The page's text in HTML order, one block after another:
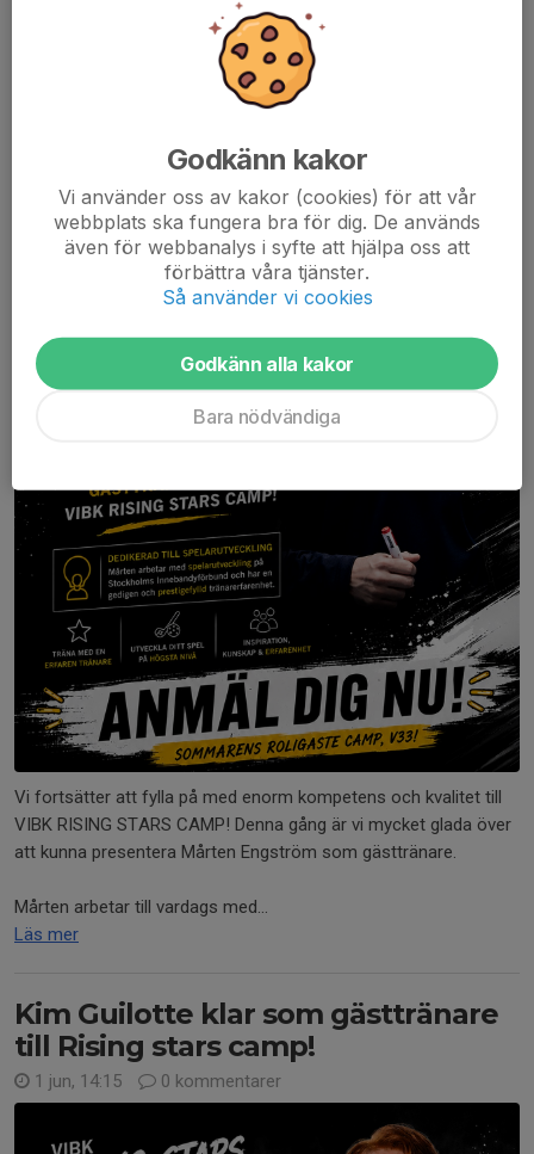
Mårten Engström klar som
gästtränare till Rising stars camp
Vi fortsätter att fylla på med enorm kompetens och kvalitet till
VIBK RISING STARS CAMP! Denna gång är vi mycket glada över
att kunna presentera Mårten Engström som gästtränare.
Mårten arbetar till vardags med...
Läs mer
Kim Guilotte klar som gästtränare
till Rising stars camp!
1 jun, 14:15 0 kommentarer
Godkänn kakor
Vi använder oss av kakor (cookies) för att vår
webbplats ska fungera bra för dig. De används
även för webbanalys i syfte att hjälpa oss att
förbättra våra tjänster.
Så använder vi cookies
Godkänn alla kakor
Bara nödvändiga